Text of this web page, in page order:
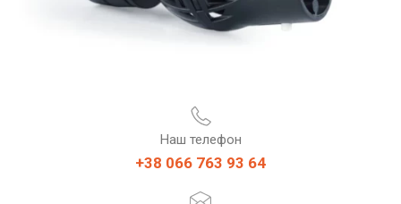
Наш телефон
+38 066 763 93 64